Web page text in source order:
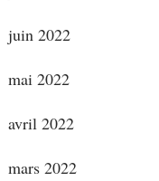
juin 2022
mai 2022
avril 2022
mars 2022